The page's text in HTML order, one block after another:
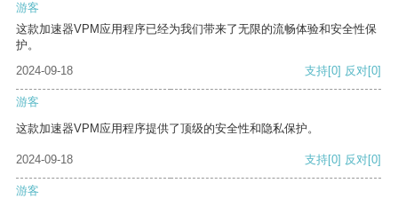
游客
这款加速器VPM应用程序已经为我们带来了无限的流畅体验和安全性保
护。
2024-09-18
支持[0] 反对[0]
游客
这款加速器VPM应用程序提供了顶级的安全性和隐私保护。
2024-09-18 支持[0] 反对[0]
游客